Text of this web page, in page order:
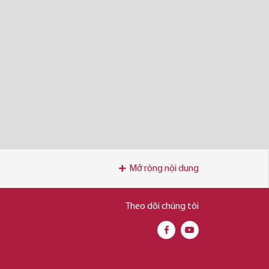
Mở rộng nội dung
Theo dõi chúng tôi